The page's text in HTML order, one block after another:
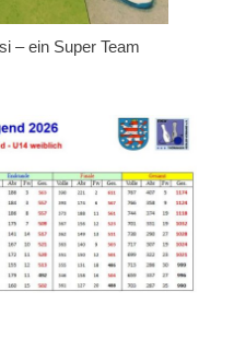
– ein Super Team